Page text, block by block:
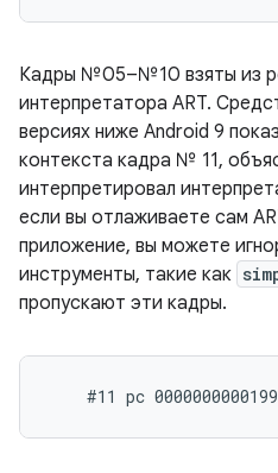
Кадры №05–№10 взяты из
интерпретатора ART.
версиях ниже Android 9
контекста кадра № 11,
интерпретировал
если вы отлаживаете сам
приложение, вы можете
инструменты, такие как
пропускают эти кадры.